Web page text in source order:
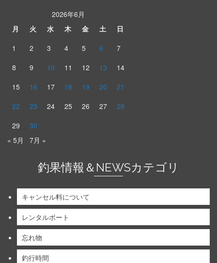
2026年6月
月
火 水 木 金 土
日
1
2 3 4 5 6
7
8
9 10 11 12 13
14
15
16 17 18 19 20
21
22
23 24 25 26 27
28
29
30
« 5月
7月 »
釣果情報＆NEWSカテゴリ
キャンセル料について
レンタルボート
忘れ物
釣行時間